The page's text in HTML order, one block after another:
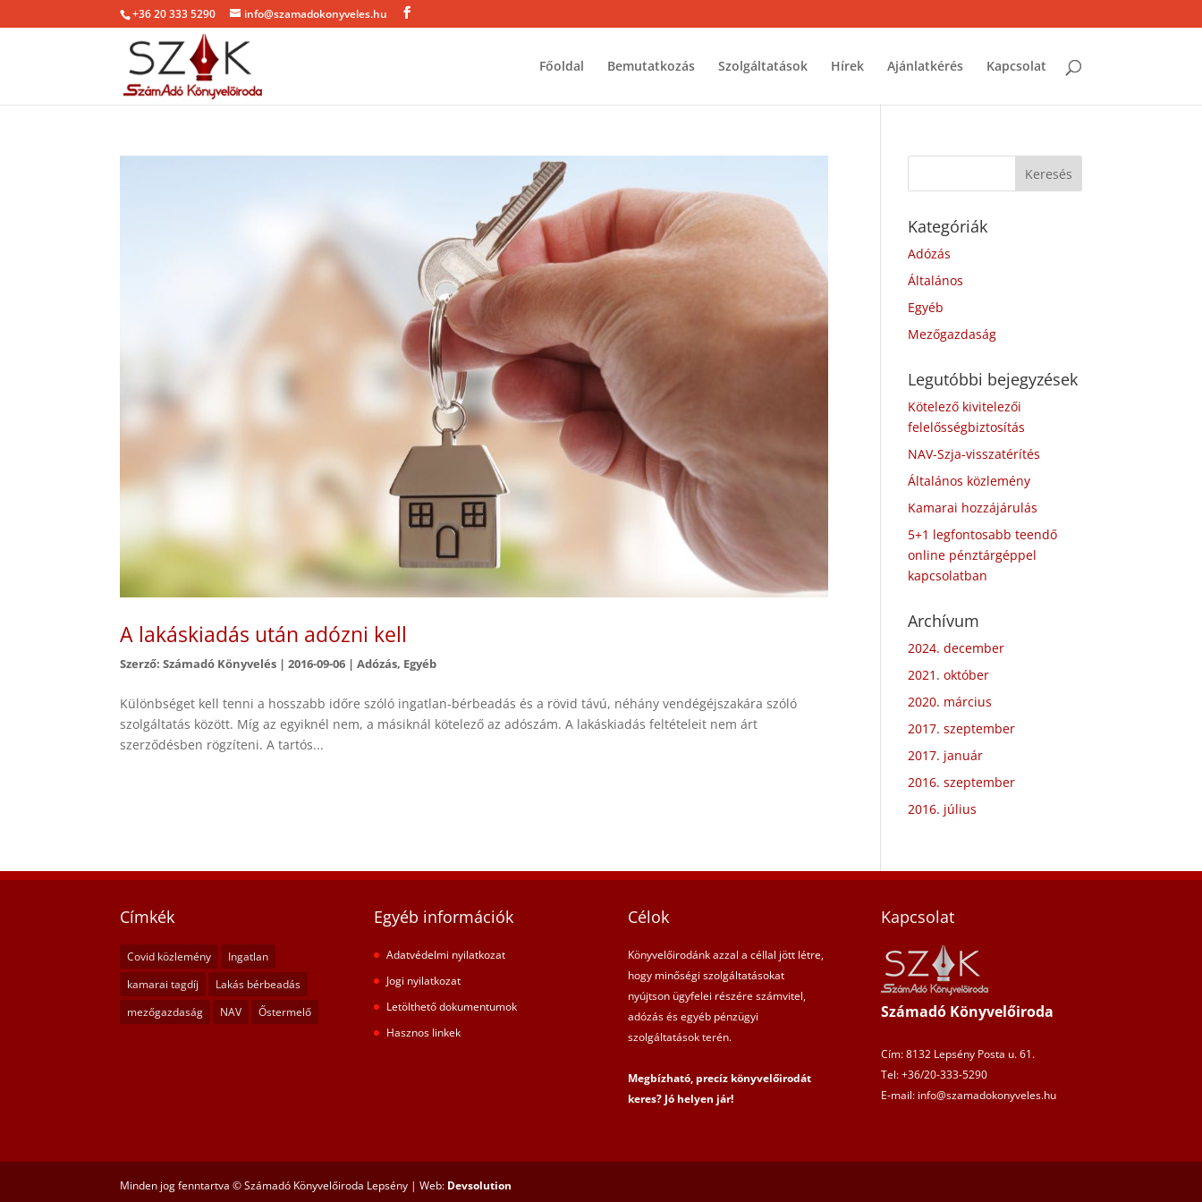
+36 20 333 5290 info@szamadokonyveles.hu
Főoldal Bemutatkozás Szolgáltatások Hírek Ajánlatkérés Kapcsolat
A lakáskiadás után adózni kell
Szerző:Számadó Könyvelés |2016-09-06 |Adózás, Egyéb
Különbséget kell tenni a hosszabb időre szóló ingatlan-bérbeadás és a rövid távú, néhány vendégéjszakára szóló
szolgáltatás között. Míg az egyiknél nem, a másiknál kötelező az adószám. A lakáskiadás feltételeit nem árt
szerződésben rögzíteni. A tartós...
Kategóriák
Adózás
Általános
Egyéb
Mezőgazdaság
Legutóbbi bejegyzések
Kötelező kivitelezői
felelősségbiztosítás
NAV-Szja-visszatérítés
Általános közlemény
Kamarai hozzájárulás
5+1 legfontosabb teendő
online pénztárgéppel
kapcsolatban
Archívum
2024. december
2021. október
2020. március
2017. szeptember
2017. január
2016. szeptember
2016. július
Címkék
Covid közlemény
Ingatlan
kamarai tagdíj
Lakás bérbeadás
mezőgazdaság
NAV Őstermelő
Egyéb információk
Adatvédelmi nyilatkozat
Jogi nyilatkozat
Letölthető dokumentumok
Hasznos linkek
Célok
Könyvelőirodánk azzal a céllal jött létre,
hogy minőségi szolgáltatásokat
nyújtson ügyfelei részére számvitel,
adózás és egyéb pénzügyi
szolgáltatások terén.
Megbízható, precíz könyvelőirodát
keres? Jó helyen jár!
Kapcsolat
Számadó Könyvelőiroda
Cím: 8132 Lepsény Posta u. 61.
Tel: +36/20-333-5290
E-mail: info@szamadokonyveles.hu
Minden jog fenntartva © Számadó Könyvelőiroda Lepsény | Web: Devsolution